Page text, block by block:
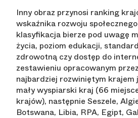
Inny obraz przynosi ranking
wskaźnika rozwoju
klasyfikacja bierze pod uwagę
życia, poziom edukacji,
zdrowotną czy dostęp do
zestawieniu opracowanym
najbardziej rozwiniętym
mały wyspiarski kraj (66
krajów), następnie Seszele,
Botswana, Libia, RPA, Egipt,